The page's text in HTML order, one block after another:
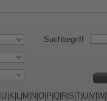
Suchbegriff
J K L M N O P Q R S T U V W